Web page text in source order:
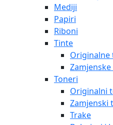
Mediji
Papiri
Riboni
Tinte
Originalne
Toneri
Originalni
Zamjenski
Trake